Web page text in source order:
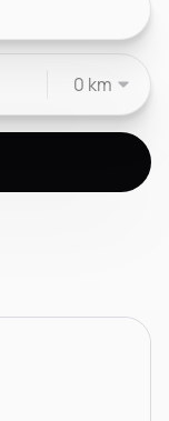
0 km